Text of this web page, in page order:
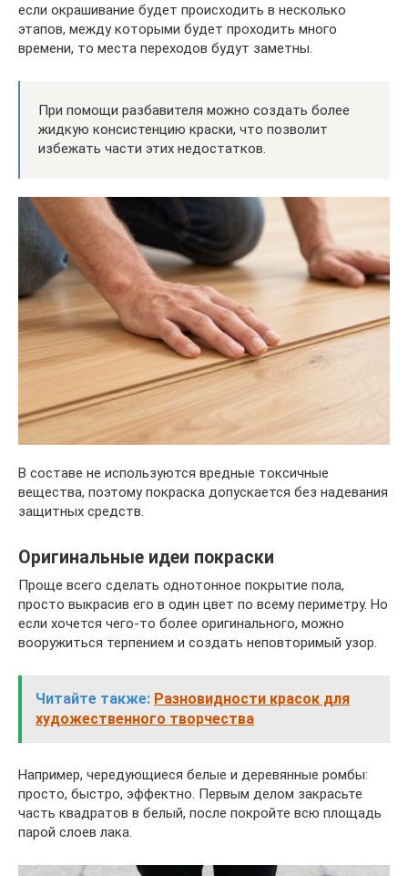
если окрашивание будет происходить в несколько
этапов, между которыми будет проходить много
времени, то места переходов будут заметны.
При помощи разбавителя можно создать более
жидкую консистенцию краски, что позволит
избежать части этих недостатков.
В составе не используются вредные токсичные
вещества, поэтому покраска допускается без надевания
защитных средств.
Оригинальные идеи покраски
Проще всего сделать однотонное покрытие пола,
просто выкрасив его в один цвет по всему периметру. Но
если хочется чего-то более оригинального, можно
вооружиться терпением и создать неповторимый узор.
Читайте также: Разновидности красок для
художественного творчества
Например, чередующиеся белые и деревянные ромбы:
просто, быстро, эффектно. Первым делом закрасьте
часть квадратов в белый, после покройте всю площадь
парой слоев лака.